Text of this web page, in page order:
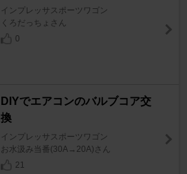
インプレッサスポーツワゴン
くろだっちょさん
0
DIYでエアコンのバルブコア交
換
インプレッサスポーツワゴン
お水汲み当番(30A→20A)さん
21